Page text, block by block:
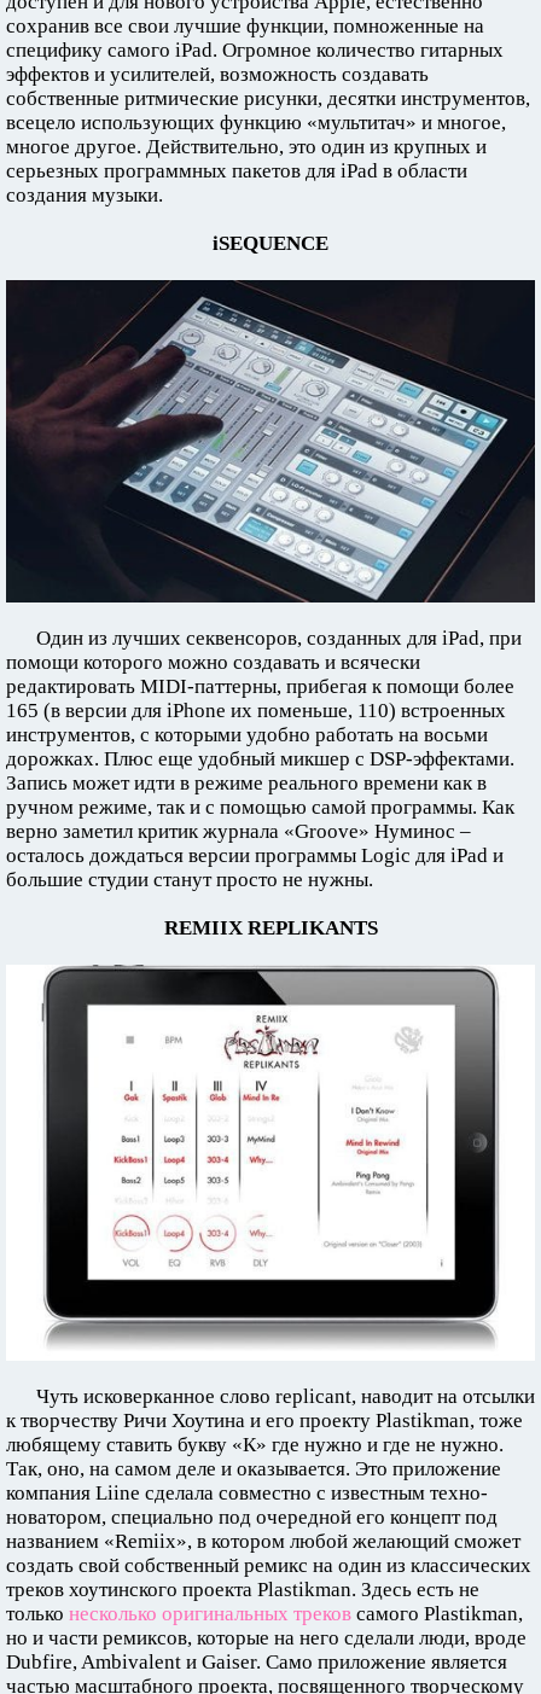
сохранив все свои лучшие функции, помноженные на
специфику самого iPad. Огромное количество гитарных
эффектов и усилителей, возможность создавать
собственные ритмические рисунки, десятки инструментов,
всецело использующих функцию «мультитач» и многое,
многое другое. Действительно, это один из крупных и
серьезных программных пакетов для iPad в области
создания музыки.
iSEQUENCE
Один из лучших секвенсоров, созданных для iPad, при
помощи которого можно создавать и всячески
редактировать MIDI-паттерны, прибегая к помощи более
165 (в версии для iPhone их поменьше, 110) встроенных
инструментов, с которыми удобно работать на восьми
дорожках. Плюс еще удобный микшер с DSP-эффектами.
Запись может идти в режиме реального времени как в
ручном режиме, так и с помощью самой программы. Как
верно заметил критик журнала «Groove» Нуминос –
осталось дождаться версии программы Logic для iPad и
большие студии станут просто не нужны.
REMIIX REPLIKANTS
Чуть исковерканное слово replicant, наводит на отсылки
к творчеству Ричи Хоутина и его проекту Plastikman, тоже
любящему ставить букву «К» где нужно и где не нужно.
Так, оно, на самом деле и оказывается. Это приложение
компания Liine сделала совместно с известным техно-
новатором, специально под очередной его концепт под
названием «Remiix», в котором любой желающий сможет
создать свой собственный ремикс на один из классических
треков хоутинского проекта Plastikman. Здесь есть не
только несколько оригинальных треков самого Plastikman,
но и части ремиксов, которые на него сделали люди, вроде
Dubfire, Ambivalent и Gaiser. Само приложение является
частью масштабного проекта, посвященного творческому